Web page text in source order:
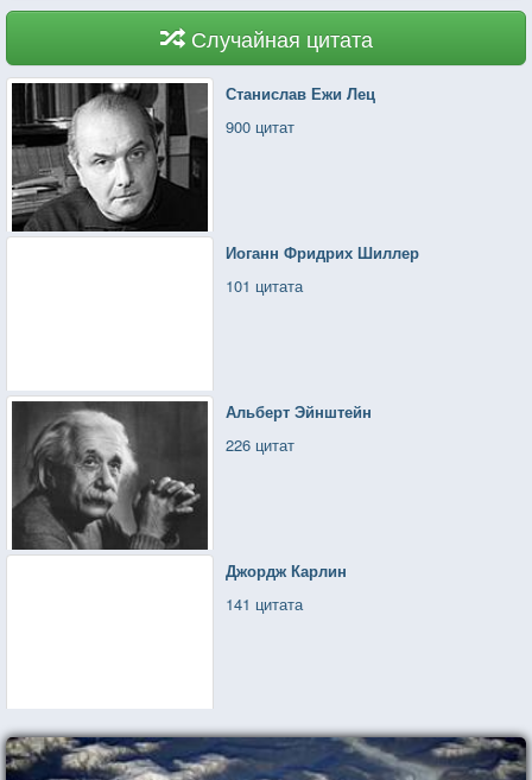
Случайная цитата
Станислав Ежи Лец
900 цитат
Иоганн Фридрих Шиллер
101 цитата
Альберт Эйнштейн
226 цитат
Джордж Карлин
141 цитата